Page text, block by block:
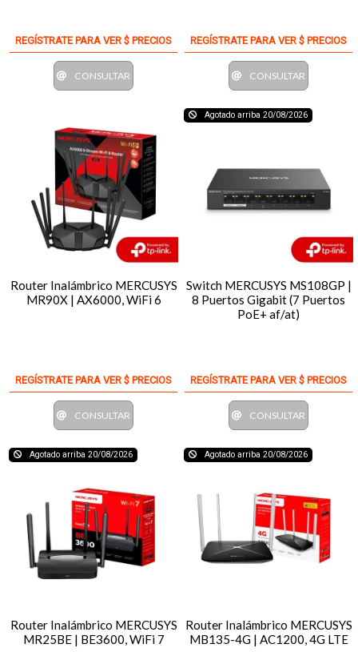
REGÍSTRATE PARA VER $ PRECIOS
CONSULTAR
REGÍSTRATE PARA VER $ PRECIOS
CONSULTAR
Router Inalámbrico MERCUSYS
MR90X | AX6000, WiFi 6
REGÍSTRATE PARA VER $ PRECIOS
CONSULTAR
Agotado arriba 20/08/2026
Switch MERCUSYS MS108GP |
8 Puertos Gigabit (7 Puertos
PoE+ af/at)
REGÍSTRATE PARA VER $ PRECIOS
CONSULTAR
Agotado arriba 20/08/2026
Router Inalámbrico MERCUSYS
MR25BE | BE3600, WiFi 7
Agotado arriba 20/08/2026
Router Inalámbrico MERCUSYS
MB135-4G | AC1200, 4G LTE